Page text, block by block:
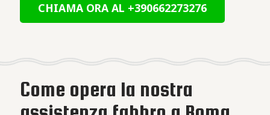
CHIAMA ORA AL +390662273276
Come opera la nostra